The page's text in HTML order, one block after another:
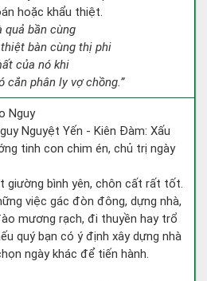
hoặc khẩu thiệt.
quả bần cùng
bàn cùng thị phi
của nó khi
cắn phân ly vợ chồng.”
Nguy
Nguyệt Yến - Kiên Đàm: Xấu
tinh con chim én, chủ trị ngày
giường bình yên, chôn cất rất tốt.
việc gác đòn đông, dựng nhà,
mương rạch, đi thuyền hay trổ
quý bạn có ý định xây dựng nhà
ngày khác để tiến hành.